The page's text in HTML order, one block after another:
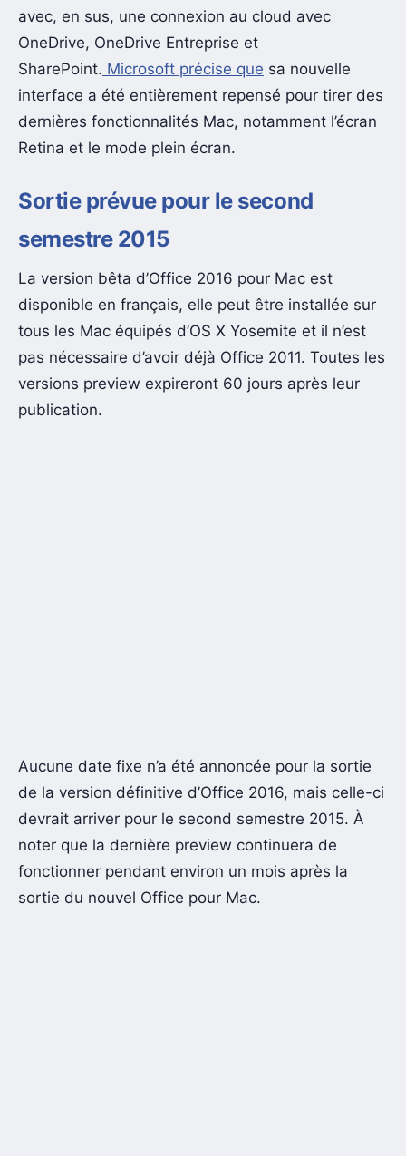
avec, en sus, une connexion au cloud avec
OneDrive, OneDrive Entreprise et
SharePoint. Microsoft précise que sa nouvelle
interface a été entièrement repensé pour tirer des
dernières fonctionnalités Mac, notamment l’écran
Retina et le mode plein écran.
Sortie prévue pour le second
semestre 2015
La version bêta d’Office 2016 pour Mac est
disponible en français, elle peut être installée sur
tous les Mac équipés d’OS X Yosemite et il n’est
pas nécessaire d’avoir déjà Office 2011. Toutes les
versions preview expireront 60 jours après leur
publication.
Aucune date fixe n’a été annoncée pour la sortie
de la version définitive d’Office 2016, mais celle-ci
devrait arriver pour le second semestre 2015. À
noter que la dernière preview continuera de
fonctionner pendant environ un mois après la
sortie du nouvel Office pour Mac.